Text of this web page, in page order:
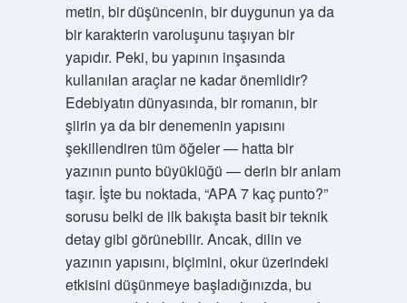
metin, bir düşüncenin, bir duygunun ya da
bir karakterin varoluşunu taşıyan bir
yapıdır. Peki, bu yapının inşasında
kullanılan araçlar ne kadar önemlidir?
Edebiyatın dünyasında, bir romanın, bir
şiirin ya da bir denemenin yapısını
şekillendiren tüm öğeler — hatta bir
yazının punto büyüklüğü — derin bir anlam
taşır. İşte bu noktada, “APA 7 kaç punto?”
sorusu belki de ilk bakışta basit bir teknik
detay gibi görünebilir. Ancak, dilin ve
yazının yapısını, biçimini, okur üzerindeki
etkisini düşünmeye başladığınızda, bu